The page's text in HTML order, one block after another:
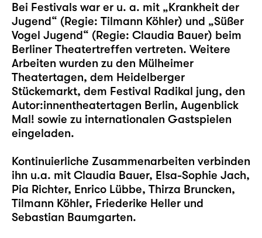
Bei Festivals war er u. a. mit „Krankheit der
Jugend“ (Regie: Tilmann Köhler) und „Süßer
Vogel Jugend“ (Regie: Claudia Bauer) beim
Berliner Theatertreffen vertreten. Weitere
Arbeiten wurden zu den Mülheimer
Theatertagen, dem Heidelberger
Stückemarkt, dem Festival Radikal jung, den
Autor:innentheatertagen Berlin, Augenblick
Mal! sowie zu internationalen Gastspielen
eingeladen.
Kontinuierliche Zusammenarbeiten verbinden
ihn u.a. mit Claudia Bauer, Elsa-Sophie Jach,
Pia Richter, Enrico Lübbe, Thirza Bruncken,
Tilmann Köhler, Friederike Heller und
Sebastian Baumgarten.